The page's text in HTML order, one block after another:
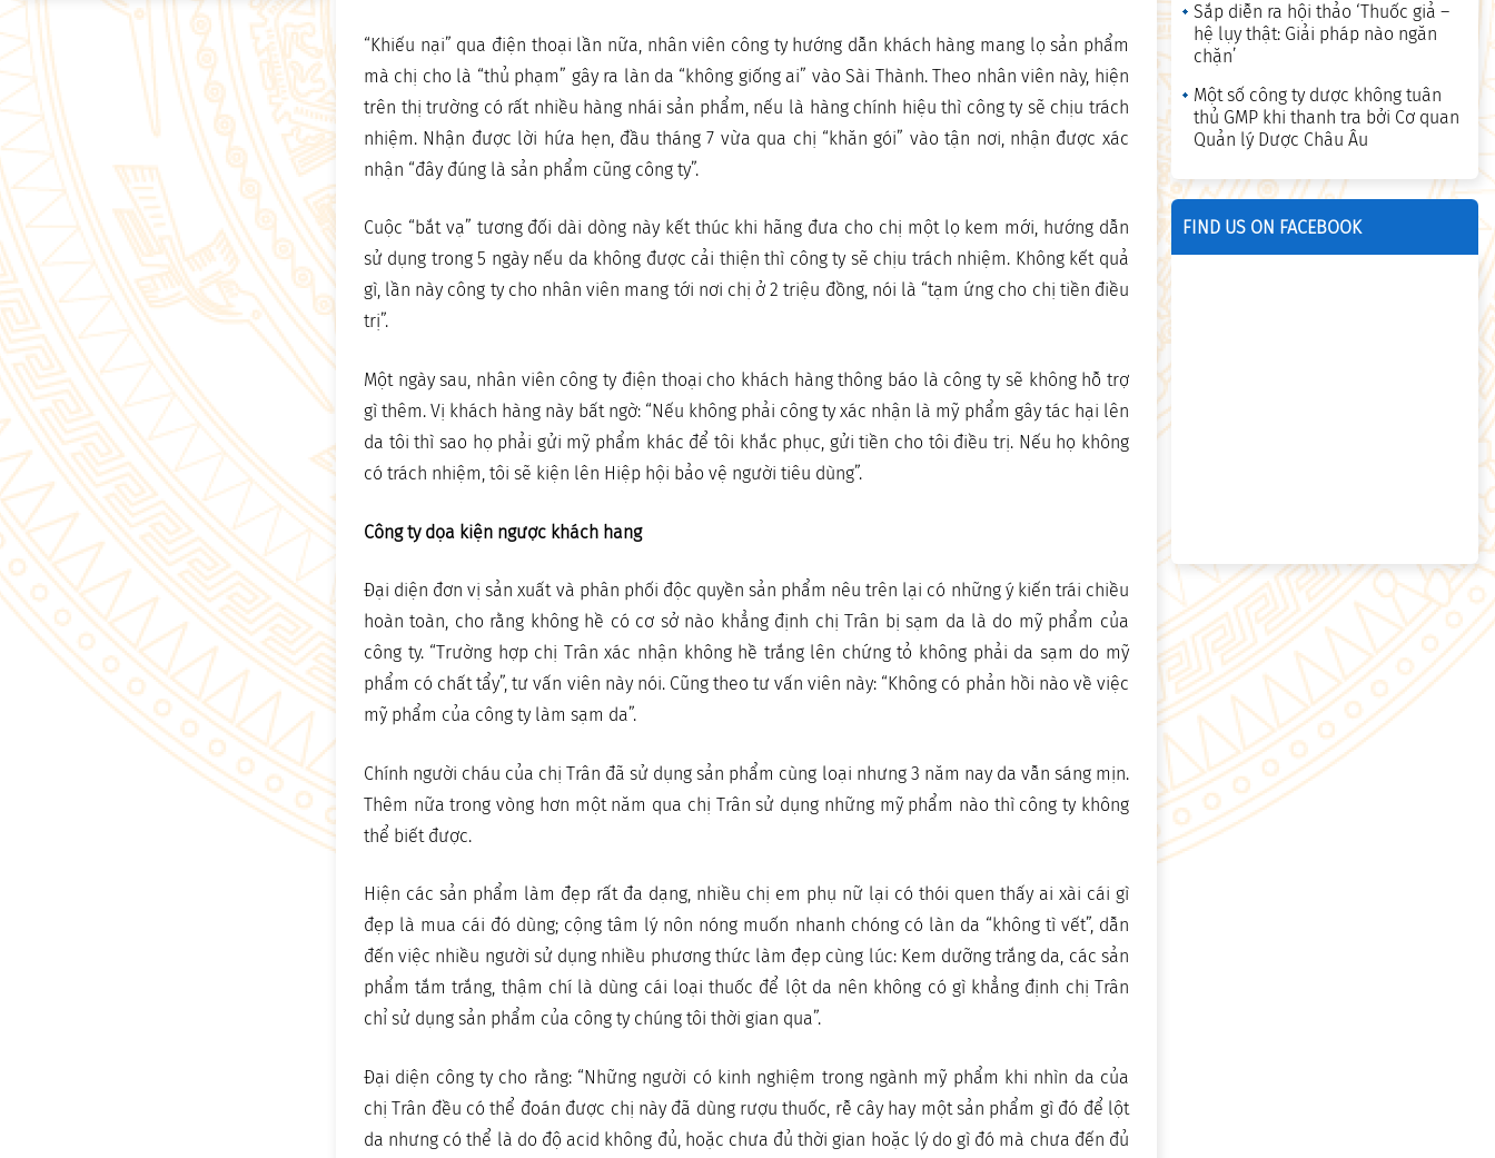
“Khiếu nại” qua điện thoại lần nữa, nhân viên công ty hướng dẫn khách hàng mang lọ sản phẩm
mà chị cho là “thủ phạm” gây ra làn da “không giống ai” vào Sài Thành. Theo nhân viên này, hiện
trên thị trường có rất nhiều hàng nhái sản phẩm, nếu là hàng chính hiệu thì công ty sẽ chịu trách
nhiệm. Nhận được lời hứa hẹn, đầu tháng 7 vừa qua chị “khăn gói” vào tận nơi, nhận được xác
nhận “đây đúng là sản phẩm cũng công ty”.
Cuộc “bắt vạ” tương đối dài dòng này kết thúc khi hãng đưa cho chị một lọ kem mới, hướng dẫn
sử dụng trong 5 ngày nếu da không được cải thiện thì công ty sẽ chịu trách nhiệm. Không kết quả
gì, lần này công ty cho nhân viên mang tới nơi chị ở 2 triệu đồng, nói là “tạm ứng cho chị tiền điều
trị”.
Một ngày sau, nhân viên công ty điện thoại cho khách hàng thông báo là công ty sẽ không hỗ trợ
gì thêm. Vị khách hàng này bất ngờ: “Nếu không phải công ty xác nhận là mỹ phẩm gây tác hại lên
da tôi thì sao họ phải gửi mỹ phẩm khác để tôi khắc phục, gửi tiền cho tôi điều trị. Nếu họ không
có trách nhiệm, tôi sẽ kiện lên Hiệp hội bảo vệ người tiêu dùng”.
Công ty dọa kiện ngược khách hang
Đại diện đơn vị sản xuất và phân phối độc quyền sản phẩm nêu trên lại có những ý kiến trái chiều
hoàn toàn, cho rằng không hề có cơ sở nào khẳng định chị Trân bị sạm da là do mỹ phẩm của
công ty. “Trường hợp chị Trân xác nhận không hề trắng lên chứng tỏ không phải da sạm do mỹ
phẩm có chất tẩy”, tư vấn viên này nói. Cũng theo tư vấn viên này: “Không có phản hồi nào về việc
mỹ phẩm của công ty làm sạm da”.
Chính người cháu của chị Trân đã sử dụng sản phẩm cùng loại nhưng 3 năm nay da vẫn sáng mịn.
Thêm nữa trong vòng hơn một năm qua chị Trân sử dụng những mỹ phẩm nào thì công ty không
thể biết được.
Hiện các sản phẩm làm đẹp rất đa dạng, nhiều chị em phụ nữ lại có thói quen thấy ai xài cái gì
đẹp là mua cái đó dùng; cộng tâm lý nôn nóng muốn nhanh chóng có làn da “không tì vết”, dẫn
đến việc nhiều người sử dụng nhiều phương thức làm đẹp cùng lúc: Kem dưỡng trắng da, các sản
phẩm tắm trắng, thậm chí là dùng cái loại thuốc để lột da nên không có gì khẳng định chị Trân
chỉ sử dụng sản phẩm của công ty chúng tôi thời gian qua”.
Đại diện công ty cho rằng: “Những người có kinh nghiệm trong ngành mỹ phẩm khi nhìn da của
chị Trân đều có thể đoán được chị này đã dùng rượu thuốc, rễ cây hay một sản phẩm gì đó để lột
da nhưng có thể là do độ acid không đủ, hoặc chưa đủ thời gian hoặc lý do gì đó mà chưa đến đủ
Sắp diễn ra hội thảo ‘Thuốc giả –
hệ lụy thật: Giải pháp nào ngăn
chặn’
Một số công ty dược không tuân
thủ GMP khi thanh tra bởi Cơ quan
Quản lý Dược Châu Âu
FIND US ON FACEBOOK